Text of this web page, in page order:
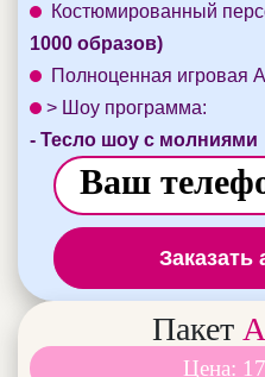
Костюмированный
1000 образов)
Полноценная игровая
> Шоу программа:
- Тесло шоу с молниями
Заказать
Пакет
Цена: